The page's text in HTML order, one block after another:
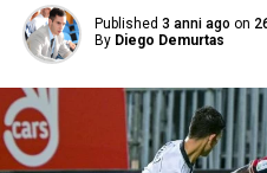
Published 3 anni ago on
By Diego Demurtas